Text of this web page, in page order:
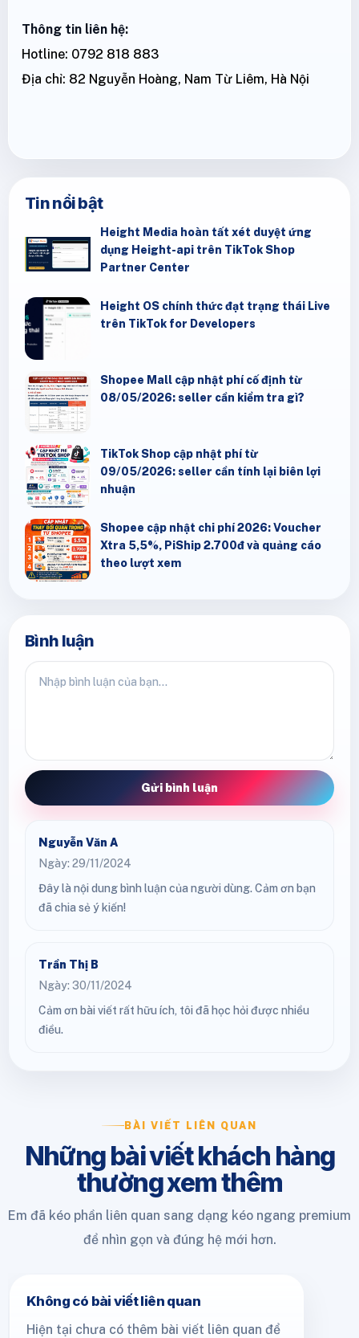
Thông tin liên hệ:
Hotline: 0792 818 883
Địa chỉ: 82 Nguyễn Hoàng, Nam Từ Liêm, Hà Nội
Tin nổi bật
Height Media hoàn tất xét duyệt ứng
dụng Height-api trên TikTok Shop
Partner Center
Height OS chính thức đạt trạng thái Live
trên TikTok for Developers
Shopee Mall cập nhật phí cố định từ
08/05/2026: seller cần kiểm tra gì?
TikTok Shop cập nhật phí từ
09/05/2026: seller cần tính lại biên lợi
nhuận
Shopee cập nhật chi phí 2026: Voucher
Xtra 5,5%, PiShip 2.700đ và quảng cáo
theo lượt xem
Bình luận
Gửi bình luận
Nguyễn Văn A
Ngày: 29/11/2024
Đây là nội dung bình luận của người dùng. Cảm ơn bạn
đã chia sẻ ý kiến!
Trần Thị B
Ngày: 30/11/2024
Cảm ơn bài viết rất hữu ích, tôi đã học hỏi được nhiều
điều.
BÀI VIẾT LIÊN QUAN
Những bài viết khách hàng
thường xem thêm
Em đã kéo phần liên quan sang dạng kéo ngang premium
để nhìn gọn và đúng hệ mới hơn.
Không có bài viết liên quan
Hiện tại chưa có thêm bài viết liên quan để